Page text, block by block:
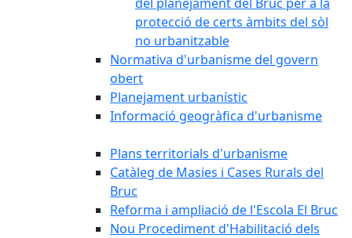
protecció de certs àmbits del sòl
no urbanitzable
Normativa d'urbanisme del govern
obert
Planejament urbanístic
Informació geogràfica d'urbanisme
Plans territorials d'urbanisme
Catàleg de Masies i Cases Rurals del
Bruc
Reforma i ampliació de l'Escola El Bruc
Nou Procediment d'Habilitació dels